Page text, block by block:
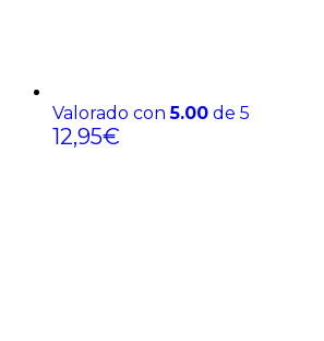
Valorado con5.00 de 5
12,95€